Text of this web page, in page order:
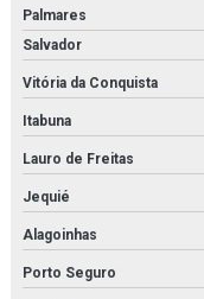
Pressostato mbc
Pressostato rt
Purgador de bóia
Purgador de condensado
Purgador eletrônico
Palmares
Salvador
Vitória da Conquista
Itabuna
Lauro de Freitas
Jequié
Alagoinhas
Porto Seguro